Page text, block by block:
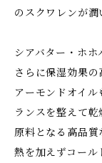
のスクワレンが潤
シアバター・ホ
さらに保湿効果
アーモンドオイ
ランスを整えて乾
原料となる高品
熱を加えずコール